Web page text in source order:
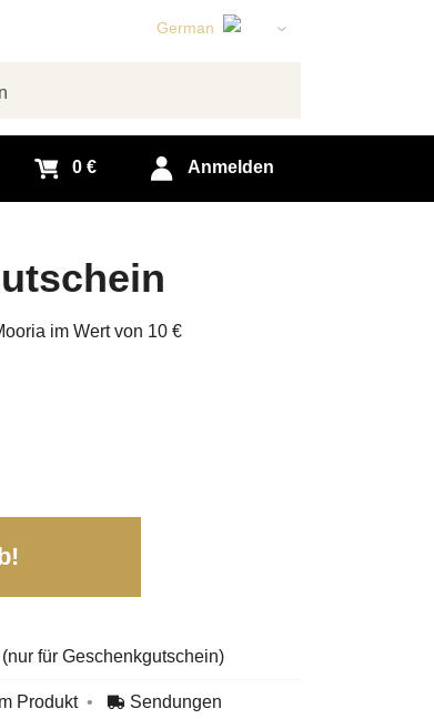
German
Slovak
Anmelden
0 €
im Wert von 10 €
für Geschenkgutschein)
Produkt Sendungen